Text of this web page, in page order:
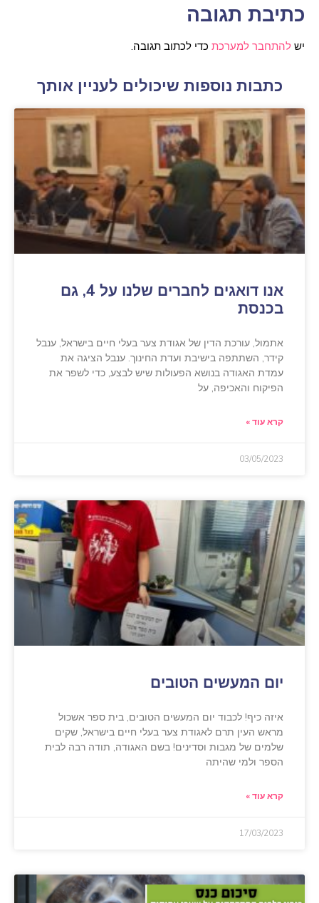
כתיבת תגובה
יש להתחבר למערכת כדי לכתוב תגובה.
כתבות נוספות שיכולים לעניין אותך
אנו דואגים לחברים שלנו על 4, גם
בכנסת
אתמול, עורכת הדין של אגודת צער בעלי חיים בישראל, ענבל
קידר, השתתפה בישיבת ועדת החינוך. ענבל הציגה את
עמדת האגודה בנושא הפעולות שיש לבצע, כדי לשפר את
הפיקוח והאכיפה, על
קרא עוד »
03/05/2023
יום המעשים הטובים
איזה כיף! לכבוד יום המעשים הטובים, בית ספר אשכול
מראש העין תרם לאגודת צער בעלי חיים בישראל, שקים
שלמים של מגבות וסדינים! בשם האגודה, תודה רבה לבית
הספר ולמי שהיתה
קרא עוד »
17/03/2023